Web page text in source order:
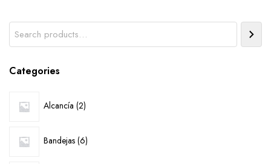
Categories
Alcancía 2products
Bandejas 6products